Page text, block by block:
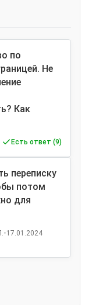
по
Не
Как
Есть ответ (9)
переписку
потом
для
•17.01.2024